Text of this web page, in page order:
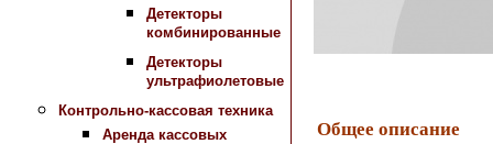
Детекторы
комбинированные
Детекторы
ультрафиолетовые
Контрольно-кассовая техника
Аренда кассовых
Общее описание